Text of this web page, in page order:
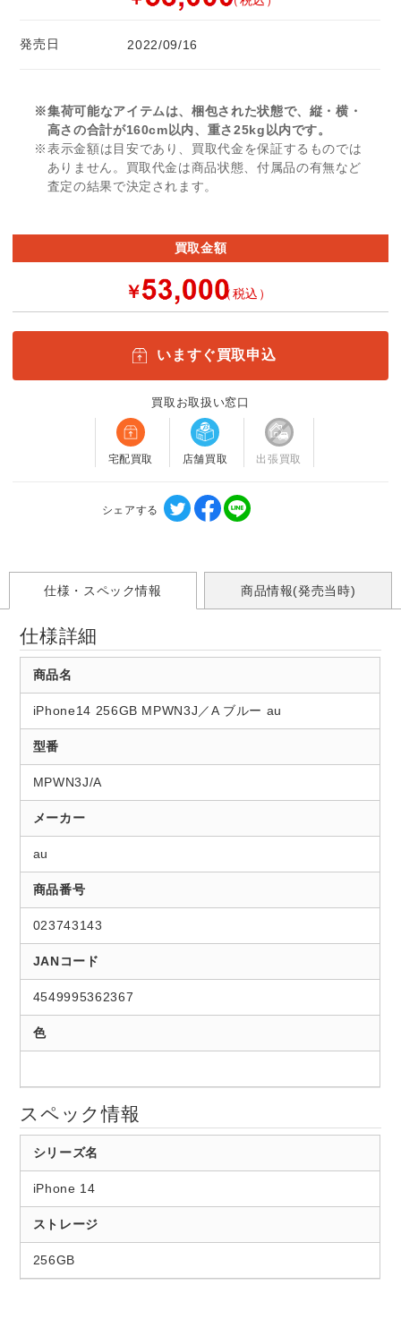
発売日 2022/09/16
※集荷可能なアイテムは、梱包された状態で、縦・横・
高さの合計が160cm以内、重さ25kg以内です。
※表示金額は目安であり、買取代金を保証するものでは
ありません。買取代金は商品状態、付属品の有無など
査定の結果で決定されます。
買取金額
￥ （税込）
いますぐ買取申込
買取お取扱い窓口
宅配買取 店舗買取 出張買取
シェアする
仕様・スペック情報 商品情報(発売当時)
仕様詳細
商品名
iPhone14 256GB MPWN3J／A ブルー au
型番
MPWN3J/A
メーカー
au
商品番号
023743143
JANコード
4549995362367
色
スペック情報
シリーズ名
iPhone 14
ストレージ
256GB